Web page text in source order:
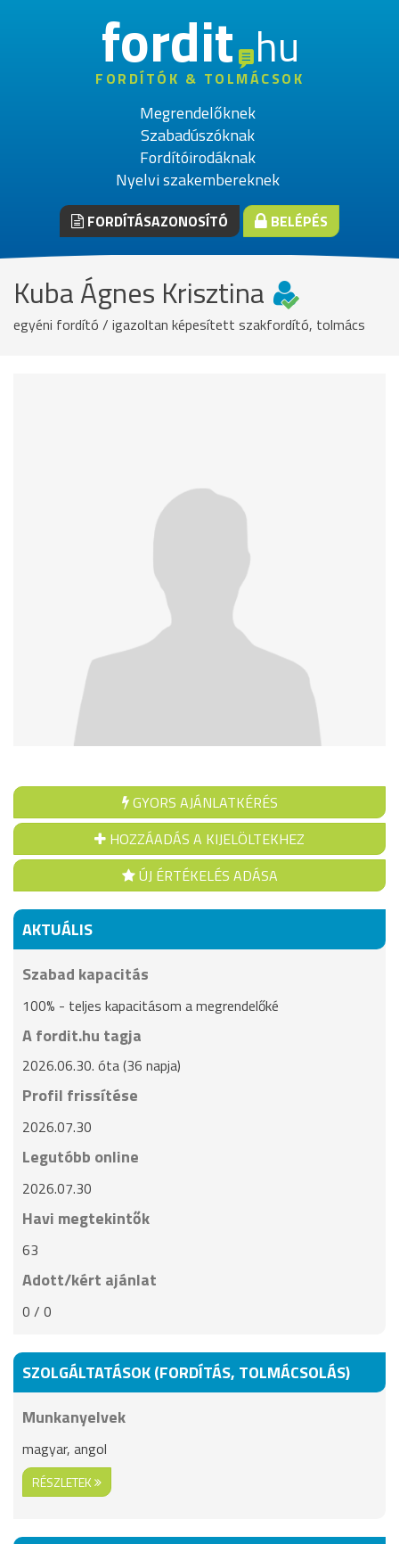
fordithu
FORDÍTÓK & TOLMÁCSOK
Megrendelőknek
Szabadúszóknak
Fordítóirodáknak
Nyelvi szakembereknek
FORDÍTÁSAZONOSÍTÓ BELÉPÉS
Kuba Ágnes Krisztina
egyéni fordító / igazoltan képesített szakfordító, tolmács
GYORS AJÁNLATKÉRÉS
HOZZÁADÁS A KIJELÖLTEKHEZ
ÚJ ÉRTÉKELÉS ADÁSA
AKTUÁLIS
Szabad kapacitás
100% - teljes kapacitásom a megrendelőké
A fordit.hu tagja
2026.06.30. óta (36 napja)
Profil frissítése
2026.07.30
Legutóbb online
2026.07.30
Havi megtekintők
63
Adott/kért ajánlat
0 / 0
SZOLGÁLTATÁSOK (FORDÍTÁS, TOLMÁCSOLÁS)
Munkanyelvek
magyar, angol
RÉSZLETEK